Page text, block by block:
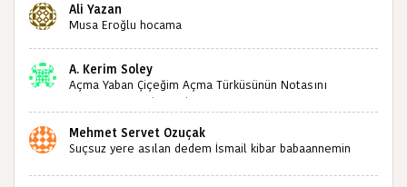
sizlerin sayesinde türkülerimiz ölmeyecektir tekrar
teşekkürler saygılarımla
Ali Yazan
Musa Eroğlu hocama
A. Kerim Soley
Açma Yaban Çiçeğim Açma Türküsünün Notasını
Bulabilir miyiz ?İlginiz İçin Şimdiden Teşekkürler.
Mehmet Servet Özuçak
Suçsuz yere asılan dedem İsmail kibar babaannemin